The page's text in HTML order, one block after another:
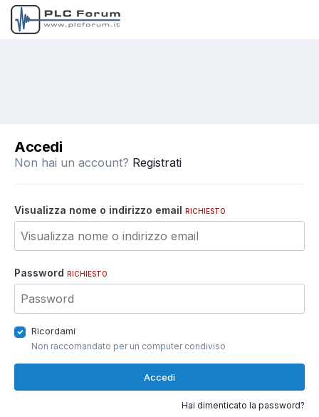
Accedi
Non hai un account? Registrati
Visualizza nome o indirizzo email RICHIESTO
Password RICHIESTO
Ricordami
Non raccomandato per un computer condiviso
Accedi
Hai dimenticato la password?